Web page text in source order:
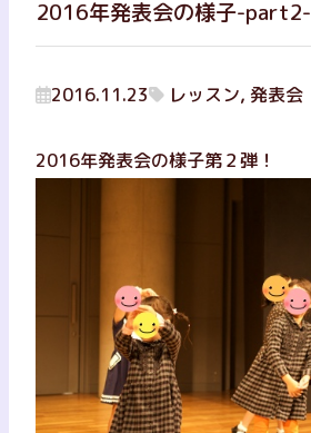
2016年発表会の様子-part2-
2016.11.23 レッスン, 発表会
2016年発表会の様子第２弾！